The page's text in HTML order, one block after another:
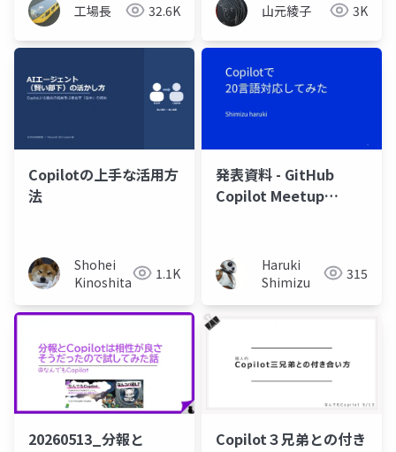
工場長 32.6K 山元綾子 3K
Copilotの上手な活用方
法
Shohei
Kinoshita
1.1K
発表資料 - GitHub
Copilot Meetup
Haruki
Shimizu
315
20260513_分報と
Copilot３兄弟との付き